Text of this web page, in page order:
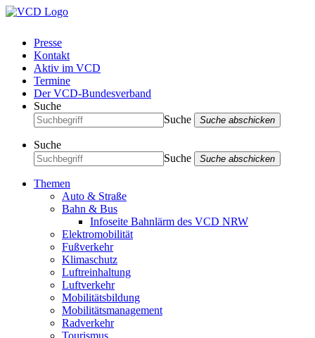
Presse
Kontakt
Aktiv im VCD
Termine
Der VCD-Bundesverband
Suche
Suche
Suche abschicken
Suche
Suche
Suche abschicken
Themen
Auto & Straße
Bahn & Bus
Infoseite Bahnlärm des VCD NRW
Elektromobilität
Fußverkehr
Klimaschutz
Luftreinhaltung
Luftverkehr
Mobilitätsbildung
Mobilitätsmanagement
Radverkehr
Tourismus